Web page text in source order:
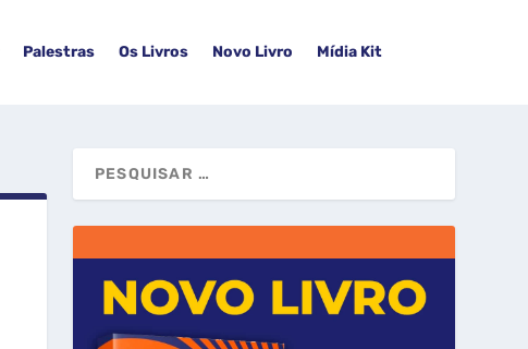
Palestras Os Livros Novo Livro Mídia Kit